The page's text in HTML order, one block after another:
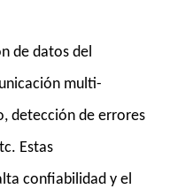
de datos del
multi-
detección de errores
Estas
confiabilidad y el